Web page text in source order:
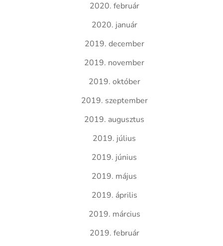
2020. február
2020. január
2019. december
2019. november
2019. október
2019. szeptember
2019. augusztus
2019. július
2019. június
2019. május
2019. április
2019. március
2019. február